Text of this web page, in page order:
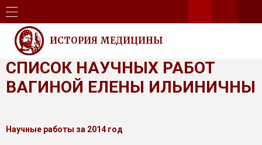
ИСТОРИЯ МЕДИЦИНЫ
СПИСОК НАУЧНЫХ РАБОТ
ВАГИНОЙ ЕЛЕНЫ ИЛЬИНИЧНЫ
Научные работы за 2014 год